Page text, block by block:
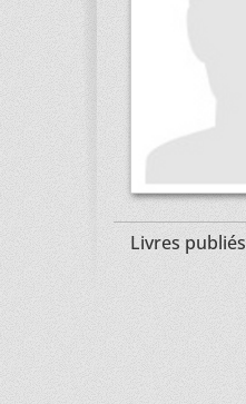
Livres publiés